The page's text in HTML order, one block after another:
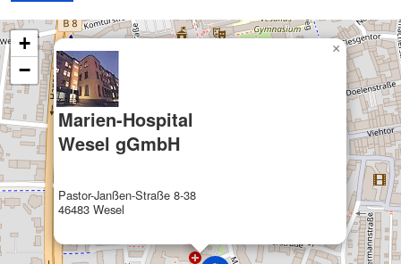
Marien-Hospital
Wesel gGmbH
Pastor-Janßen-Straße 8-38
46483 Wesel
×
+
−